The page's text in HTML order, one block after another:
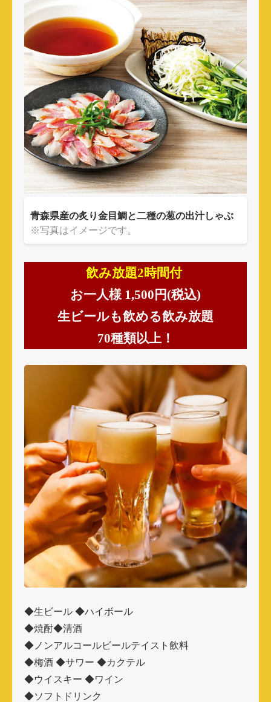
青森県産の炙り金目鯛と二種の葱の出汁しゃぶ
※写真はイメージです。
飲み放題2時間付
お一人様 1,500 円 (税込)
生ビールも飲める飲み放題
70種類以上！
◆生ビール ◆ハイボール
◆焼酎◆清酒
◆ノンアルコールビールテイスト飲料
◆梅酒 ◆サワー ◆カクテル
◆ウイスキー ◆ワイン
◆ソフトドリンク